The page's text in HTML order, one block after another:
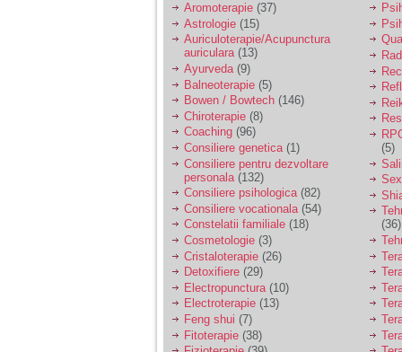
Sunt casatorita, am
31 de ani si un copil in
varsta de 2 ani care
mi-e lumina ochilor.
De ceva timp simt ca
mi s-a adunat
oboseala, o oboseala
cronica de care nu pot
scapa si simt ca din
cauza ei nu pot
controla nervii si
cateodata are copilul
de suferit.
Am o bariera peste
care nu pot trece:
prietena mea a ramas
insarcinata cu o fata.
Am fost de comun
acord sa facem un
copil, cu gandul ca e
baiat.
Aromoterapie (37)
Astrologie (15)
Auriculoterapie/Acupunctura
auriculara(13)
Ayurveda(9)
Balneoterapie (5)
Bowen / Bowtech (146)
Chiroterapie (8)
Coaching (96)
Consiliere genetica(1)
Consiliere pentru dezvoltare
personala (132)
Consiliere psihologica(82)
Consiliere vocationala (54)
Constelatii familiale (18)
Cosmetologie (3)
Cristaloterapie (26)
Detoxifiere (29)
Electropunctura (10)
Electroterapie (13)
Feng shui (7)
Fitoterapie (38)
(5)
(36)